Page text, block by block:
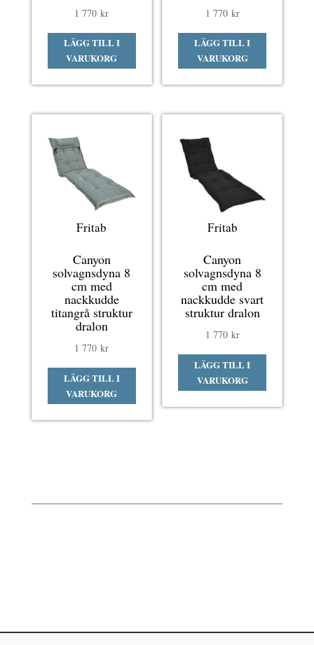
1 770kr
LÄGG TILL I
VARUKORG
1 770 kr
LÄGG TILL I
VARUKORG
Fritab
Canyon
solvagnsdyna 8
cm med
nackkudde
titangrå struktur
dralon
1 770kr
LÄGG TILL I
VARUKORG
Fritab
Canyon
solvagnsdyna 8
cm med
nackkudde svart
struktur dralon
1 770 kr
LÄGG TILL I
VARUKORG